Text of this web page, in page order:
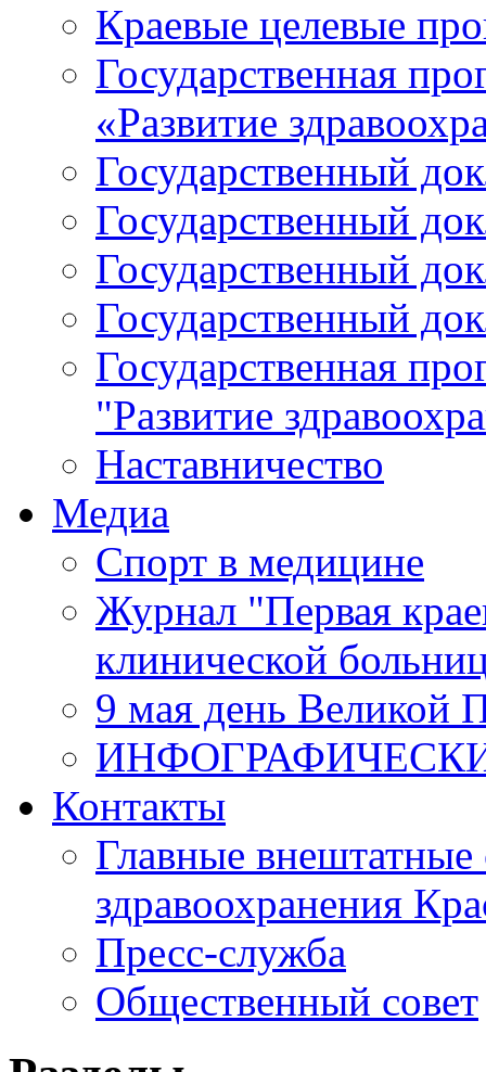
Краевые целевые
Государственная
«Развитие
Государственный
Государственный
Государственный
Государственный
Государственная
"Развитие
Наставничество
Медиа
Спорт в медицине
Журнал "Первая
клинической
9 мая день Великой
Контакты
Главные внештатные
здравоохранения
Пресс-служба
Общественный совет